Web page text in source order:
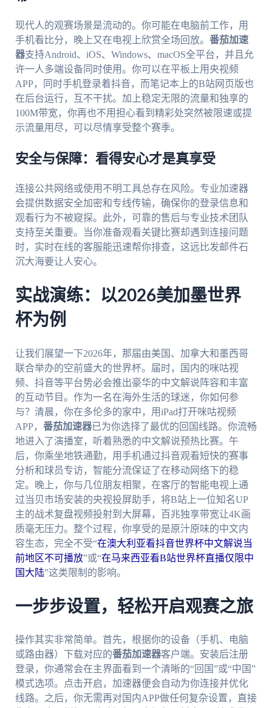
现代人的观赛场景是流动的。你可能在电脑前工作，用
手机看比分，晚上又在电视上欣赏全场回放。 番茄加速
器支持Android、iOS、Windows、macOS全平台，并且允
许一人多端设备同时使用。你可以在平板上用央视频
APP，同时手机登录着抖音，而笔记本上的B站网页版也
在后台运行，互不干扰。加上稳定无限的流量和独享的
100M带宽，你再也不用担心看到精彩处突然被限速或提
示流量用尽，可以尽情享受整个赛季。
安全与保障：看得安心才是真享受
连接公共网络或使用不明工具总存在风险。专业加速器
会提供数据安全加密和专线传输，确保你的登录信息和
观看行为不被窥探。此外，可靠的售后与专业技术团队
支持至关重要。当你准备观看关键比赛却遇到连接问题
时，实时在线的客服能迅速帮你排查，这远比发邮件石
沉大海要让人安心。
实战演练：以2026美加墨世界
杯为例
让我们展望一下2026年，那届由美国、加拿大和墨西哥
联合举办的空前盛大的世界杯。届时，国内的咪咕视
频、抖音等平台势必会推出豪华的中文解说阵容和丰富
的互动节目。作为一名在海外生活的球迷，你如何参
与？清晨，你在多伦多的家中，用iPad打开咪咕视频
APP， 番茄加速器已为你选择了最优的回国线路。你流畅
地进入了演播室，听着熟悉的中文解说预热比赛。午
后，你乘坐地铁通勤，用手机通过抖音观看短快的赛事
分析和球员专访，智能分流保证了在移动网络下的稳
定。晚上，你与几位朋友相聚，在客厅的智能电视上通
过当贝市场安装的央视投屏助手，将B站上一位知名UP
主的战术复盘视频投射到大屏幕，百兆独享带宽让4K画
质毫无压力。整个过程，你享受的是原汁原味的中文内
容生态，完全不受“在澳大利亚看抖音世界杯中文解说当
前地区不可播放”或“在马来西亚看B站世界杯直播仅限中
国大陆”这类限制的影响。
一步步设置，轻松开启观赛之旅
操作其实非常简单。首先，根据你的设备（手机、电脑
或路由器）下载对应的番茄加速器客户端。安装后注册
登录，你通常会在主界面看到一个清晰的“回国”或“中国”
模式选项。点击开启，加速器便会自动为你连接并优化
线路。之后，你无需再对国内APP做任何复杂设置，直接